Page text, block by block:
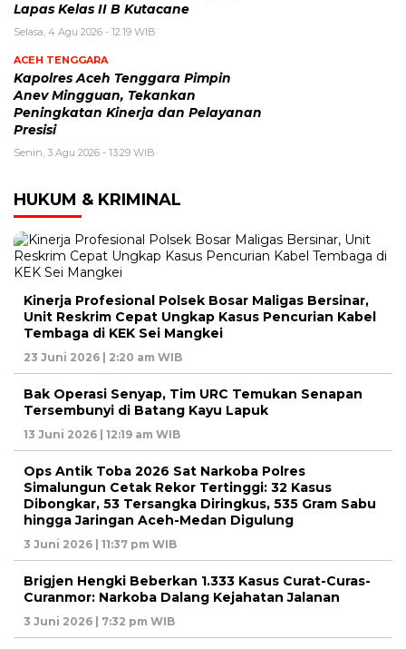
Lapas Kelas II B Kutacane
Selasa, 4 Agu 2026 - 12:19 WIB
ACEH TENGGARA
Kapolres Aceh Tenggara Pimpin
Anev Mingguan, Tekankan
Peningkatan Kinerja dan Pelayanan
Presisi
Senin, 3 Agu 2026 - 13:29 WIB
HUKUM & KRIMINAL
Kinerja Profesional Polsek Bosar Maligas Bersinar,
Unit Reskrim Cepat Ungkap Kasus Pencurian Kabel
Tembaga di KEK Sei Mangkei
23 Juni 2026 | 2:20 am WIB
Bak Operasi Senyap, Tim URC Temukan Senapan
Tersembunyi di Batang Kayu Lapuk
13 Juni 2026 | 12:19 am WIB
Ops Antik Toba 2026 Sat Narkoba Polres
Simalungun Cetak Rekor Tertinggi: 32 Kasus
Dibongkar, 53 Tersangka Diringkus, 535 Gram Sabu
hingga Jaringan Aceh-Medan Digulung
3 Juni 2026 | 11:37 pm WIB
Brigjen Hengki Beberkan 1.333 Kasus Curat-Curas-
Curanmor: Narkoba Dalang Kejahatan Jalanan
3 Juni 2026 | 7:32 pm WIB